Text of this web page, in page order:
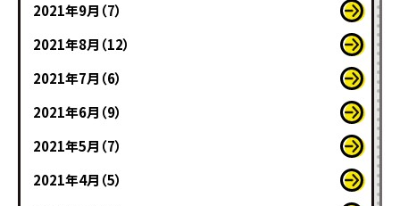
2021年9月（7）
2021年8月（12）
2021年7月（6）
2021年6月（9）
2021年5月（7）
2021年4月（5）